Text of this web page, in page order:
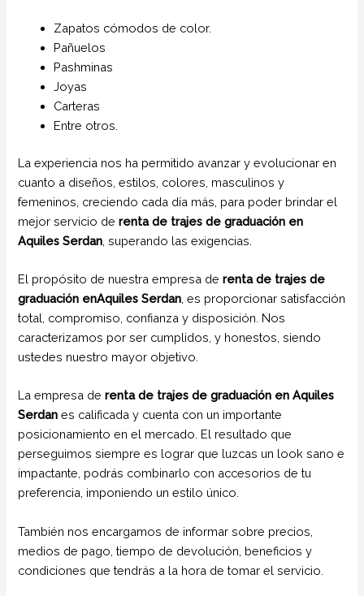
Zapatos cómodos de color.
Pañuelos
Pashminas
Joyas
Carteras
Entre otros.
La experiencia nos ha permitido avanzar y evolucionar en
cuanto a diseños, estilos, colores, masculinos y
femeninos, creciendo cada día más, para poder brindar el
mejor servicio derenta de trajes de graduación en
Aquiles Serdan , superando las exigencias.
El propósito de nuestra empresa derenta de trajes de
graduación enAquiles Serdan , es proporcionar satisfacción
total, compromiso, confianza y disposición. Nos
caracterizamos por ser cumplidos, y honestos, siendo
ustedes nuestro mayor objetivo.
La empresa derenta de trajes de graduación en Aquiles
Serdan es calificada y cuenta con un importante
posicionamiento en el mercado. El resultado que
perseguimos siempre es lograr que luzcas un look sano e
impactante, podrás combinarlo con accesorios de tu
preferencia, imponiendo un estilo único.
También nos encargamos de informar sobre precios,
medios de pago, tiempo de devolución, beneficios y
condiciones que tendrás a la hora de tomar el servicio.